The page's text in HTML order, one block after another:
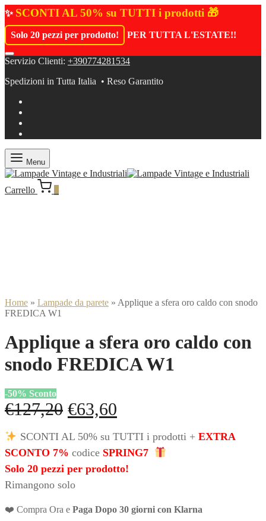
✨ SCONTI AL 50% su TUTTI i prodotti 🎁
Solo 20 pezzi per prodotto! PER TUTTA L'ESTATE!!
Servizio Clienti: +390774281534
Spedizioni in Tutta Italia • Reso Garantito
Menu
Carrello
Home » Lampade da parete » Applique a sfera oro caldo con snodo
FREDICA W1
Applique a sfera oro caldo con
snodo FREDICA W1
-50% Sconto
€127,20 Il
prezzo
originale
era:
€127,20.
€63,60
prezzo
attuale
è:
SCONTI AL 50% su TUTTI i prodotti + EXTRA
SCONTO 7% codice SPRING7
Solo 20 pezzi per prodotto!
Rimangono solo
❤️ Compra Ora e Paga Dopo 30 giorni con Klarna